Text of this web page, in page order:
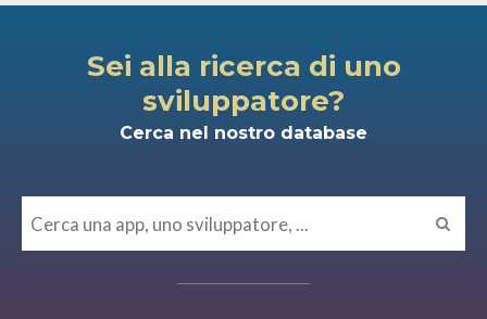
Sei alla ricerca di uno
sviluppatore?
Cerca nel nostro database